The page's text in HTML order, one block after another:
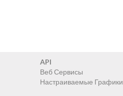
API
Веб Сервисы
Настраиваемые Графики